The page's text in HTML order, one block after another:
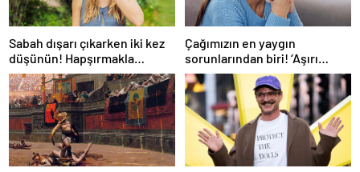
Sabah dışarı çıkarken iki kez
düşünün! Hapşırmakla
başlayıp astıma
dönüşebiliyor
Çağımızın en yaygın
sorunlarından biri! ‘Aşırı
düşünmeyle başa çıkmak
mümkün’